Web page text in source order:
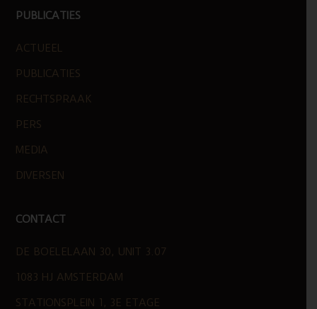
PUBLICATIES
ACTUEEL
PUBLICATIES
RECHTSPRAAK
PERS
MEDIA
DIVERSEN
CONTACT
DE BOELELAAN 30, UNIT 3.07
1083 HJ AMSTERDAM
STATIONSPLEIN 1, 3E ETAGE